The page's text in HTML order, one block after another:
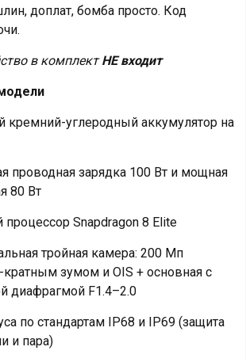
доплат, бомба просто. Код
в комплектНЕ входит
кремний-углеродный аккумулятор на
проводная зарядка 100 Вт и мощная
80 Вт
Snapdragon 8 Elite
тройная камера: 200 Мп
кратным зумом и OIS + основная с
диафрагмой F1.4–2.0
по стандартам IP68 и IP69 (защита
и пара)